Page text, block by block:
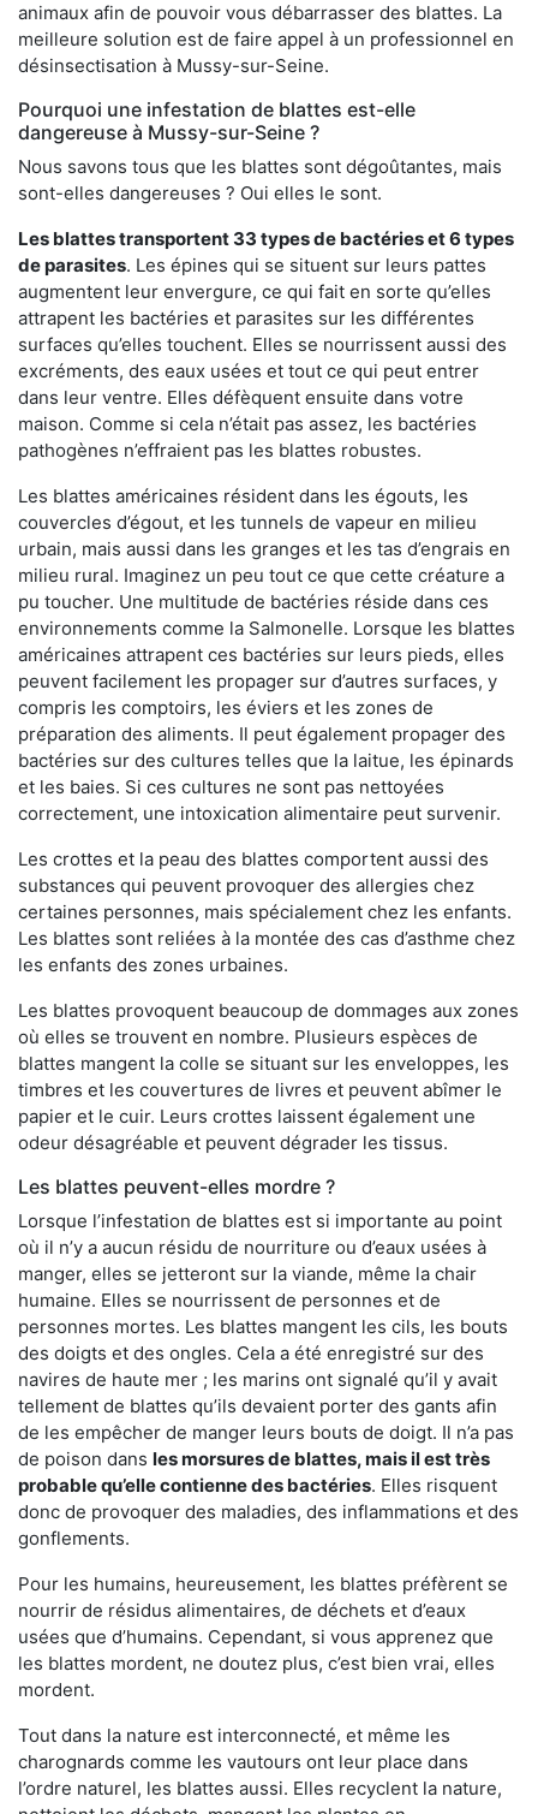
animaux afin de pouvoir vous débarrasser des blattes. La
meilleure solution est de faire appel à un professionnel en
désinsectisation à Mussy-sur-Seine.
Pourquoi une infestation de blattes est-elle
dangereuse à Mussy-sur-Seine ?
Nous savons tous que les blattes sont dégoûtantes, mais
sont-elles dangereuses ? Oui elles le sont.
Les blattes transportent 33 types de bactéries et 6 types
de parasites. Les épines qui se situent sur leurs pattes
augmentent leur envergure, ce qui fait en sorte qu’elles
attrapent les bactéries et parasites sur les différentes
surfaces qu’elles touchent. Elles se nourrissent aussi des
excréments, des eaux usées et tout ce qui peut entrer
dans leur ventre. Elles défèquent ensuite dans votre
maison. Comme si cela n’était pas assez, les bactéries
pathogènes n’effraient pas les blattes robustes.
Les blattes américaines résident dans les égouts, les
couvercles d’égout, et les tunnels de vapeur en milieu
urbain, mais aussi dans les granges et les tas d’engrais en
milieu rural. Imaginez un peu tout ce que cette créature a
pu toucher. Une multitude de bactéries réside dans ces
environnements comme la Salmonelle. Lorsque les blattes
américaines attrapent ces bactéries sur leurs pieds, elles
peuvent facilement les propager sur d’autres surfaces, y
compris les comptoirs, les éviers et les zones de
préparation des aliments. Il peut également propager des
bactéries sur des cultures telles que la laitue, les épinards
et les baies. Si ces cultures ne sont pas nettoyées
correctement, une intoxication alimentaire peut survenir.
Les crottes et la peau des blattes comportent aussi des
substances qui peuvent provoquer des allergies chez
certaines personnes, mais spécialement chez les enfants.
Les blattes sont reliées à la montée des cas d’asthme chez
les enfants des zones urbaines.
Les blattes provoquent beaucoup de dommages aux zones
où elles se trouvent en nombre. Plusieurs espèces de
blattes mangent la colle se situant sur les enveloppes, les
timbres et les couvertures de livres et peuvent abîmer le
papier et le cuir. Leurs crottes laissent également une
odeur désagréable et peuvent dégrader les tissus.
Les blattes peuvent-elles mordre ?
Lorsque l’infestation de blattes est si importante au point
où il n’y a aucun résidu de nourriture ou d’eaux usées à
manger, elles se jetteront sur la viande, même la chair
humaine. Elles se nourrissent de personnes et de
personnes mortes. Les blattes mangent les cils, les bouts
des doigts et des ongles. Cela a été enregistré sur des
navires de haute mer ; les marins ont signalé qu’il y avait
tellement de blattes qu’ils devaient porter des gants afin
de les empêcher de manger leurs bouts de doigt. Il n’a pas
de poison dans les morsures de blattes, mais il est très
probable qu’elle contienne des bactéries. Elles risquent
donc de provoquer des maladies, des inflammations et des
gonflements.
Pour les humains, heureusement, les blattes préfèrent se
nourrir de résidus alimentaires, de déchets et d’eaux
usées que d’humains. Cependant, si vous apprenez que
les blattes mordent, ne doutez plus, c’est bien vrai, elles
mordent.
Tout dans la nature est interconnecté, et même les
charognards comme les vautours ont leur place dans
l’ordre naturel, les blattes aussi. Elles recyclent la nature,